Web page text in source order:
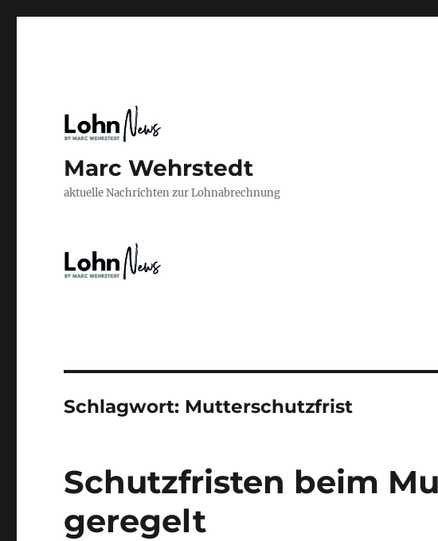
Marc Wehrstedt
aktuelle Nachrichten zur Lohnabrechnung
Schlagwort: Mutterschutzfrist
Schutzfristen beim
geregelt